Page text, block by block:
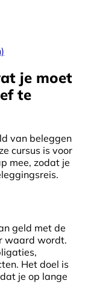
je moet
te
van beleggen
cursus is voor
mee, zodat je
geld met de
waard wordt.
Het doel is
je op lange